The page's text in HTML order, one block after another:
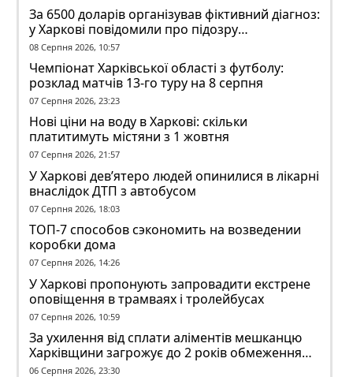
За 6500 доларів організував фіктивний діагноз:
у Харкові повідомили про підозру
ексзавідувачу психлікарні
08 Серпня 2026, 10:57
Чемпіонат Харківської області з футболу:
розклад матчів 13-го туру на 8 серпня
07 Серпня 2026, 23:23
Нові ціни на воду в Харкові: скільки
платитимуть містяни з 1 жовтня
07 Серпня 2026, 21:57
У Харкові дев’ятеро людей опинилися в лікарні
внаслідок ДТП з автобусом
07 Серпня 2026, 18:03
ТОП-7 способов сэкономить на возведении
коробки дома
07 Серпня 2026, 14:26
У Харкові пропонують запровадити екстрене
оповіщення в трамваях і тролейбусах
07 Серпня 2026, 10:59
За ухилення від сплати аліментів мешканцю
Харківщини загрожує до 2 років обмеження
волі
06 Серпня 2026, 23:30